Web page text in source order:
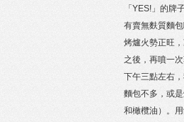
「YES!」的
有賣無麩質麵
烤爐火勢正旺
之後，再噴一
下午三點左右
麵包不多，或
和橄欖油）。